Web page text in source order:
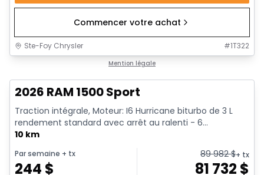
Commencer votre achat
Ste-Foy Chrysler #1T322
Mention légale
2026 RAM 1500 Sport
Traction intégrale, Moteur: I6 Hurricane biturbo de 3 L
rendement standard avec arrêt au ralenti - 6...
10 km
Par semaine + tx
244 $
89 982$+ tx
81 732 $